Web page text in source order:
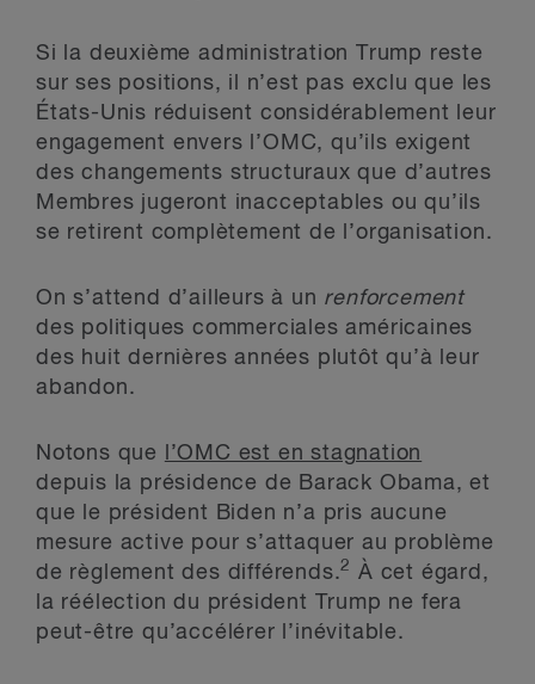
Si la deuxième administration Trump reste
sur ses positions, il n’est pas exclu que les
États-Unis réduisent considérablement leur
engagement envers l’OMC, qu’ils exigent
des changements structuraux que d’autres
Membres jugeront inacceptables ou qu’ils
se retirent complètement de l’organisation.
On s’attend d’ailleurs à un renforcement
des politiques commerciales américaines
des huit dernières années plutôt qu’à leur
abandon.
Notons que
l’OMC est en stagnation
depuis la présidence de Barack Obama, et
que le président Biden n’a pris aucune
mesure active pour s’attaquer au problème
de règlement des différends.2
À cet égard,
la réélection du président Trump ne fera
peut-être qu’accélérer l’inévitable.